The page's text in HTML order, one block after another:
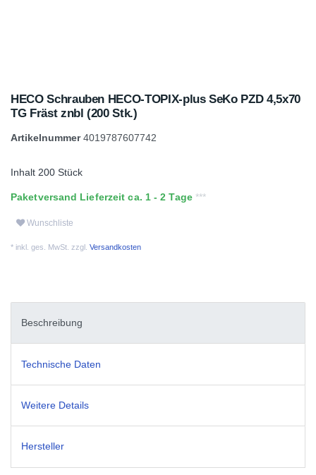
HECO Schrauben HECO-TOPIX-plus SeKo PZD 4,5x70
TG Fräst znbl (200 Stk.)
Artikelnummer4019787607742
Inhalt 200 Stück
Paketversand Lieferzeit ca. 1 - 2 Tage
Wunschliste
* inkl. ges. MwSt. zzgl. Versandkosten
Beschreibung
Technische Daten
Weitere Details
Hersteller